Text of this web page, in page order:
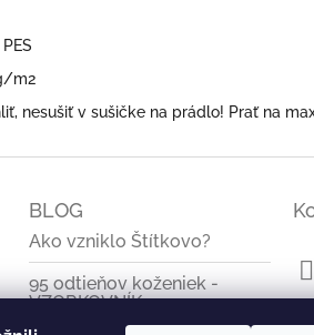
m2
nesušiť v sušičke na prádlo! Prať na
BLOG
Ako vzniklo Štítkovo?
95 odtieňov koženiek -
VZORKOVNÍK